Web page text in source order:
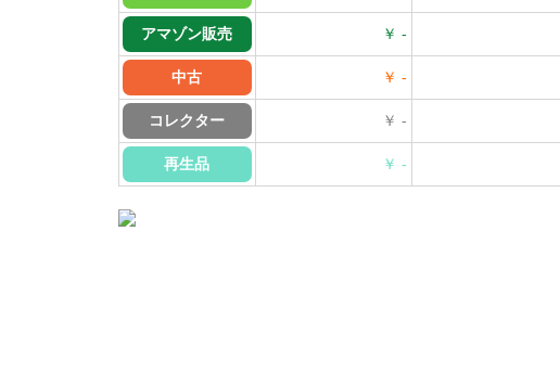
アマゾン販売 ￥ -
中古 ￥ -
コレクター ￥ -
再生品 ￥ -